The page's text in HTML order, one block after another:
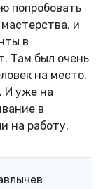
попробовать
и
в
Там был очень
на место.
И уже на
в
на работу.